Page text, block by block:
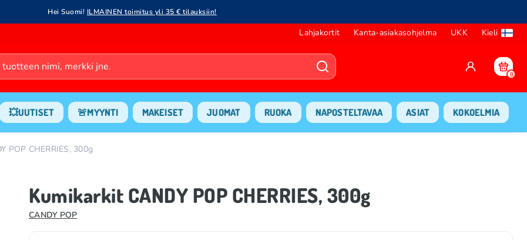
Hei Suomi! ILMAINEN toimitus yli 35 € tilauksiin!
Lahjakortit Kanta-asiakasohjelma UKK Kieli
0
💥UUTISET 🚨MYYNTI MAKEISET JUOMAT RUOKA NAPOSTELTAVAA ASIAT KOKOELMIA
POP CHERRIES, 300g
Kumikarkit CANDY POP CHERRIES, 300g
CANDY POP